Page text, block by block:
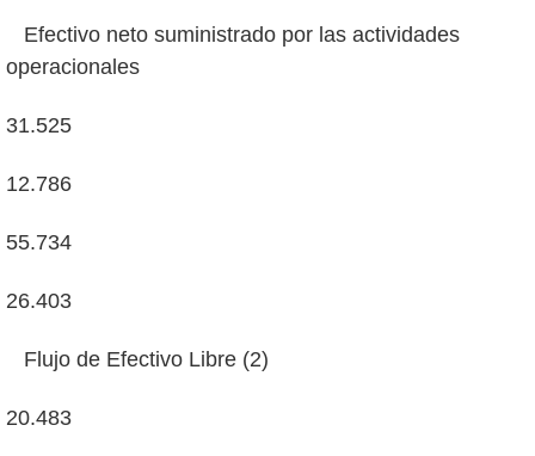
Efectivo neto suministrado por las actividades
operacionales
31.525
12.786
55.734
26.403
Flujo de Efectivo Libre (2)
20.483